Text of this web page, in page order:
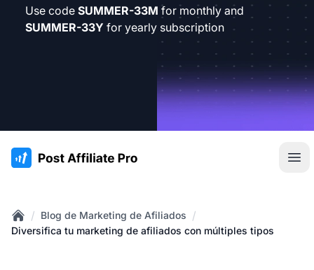
Use code SUMMER-33M for monthly and
SUMMER-33Y for yearly subscription
:site.title
Home
/ Blog de Marketing de Afiliados /
Diversifica tu marketing de afiliados con múltiples tipos